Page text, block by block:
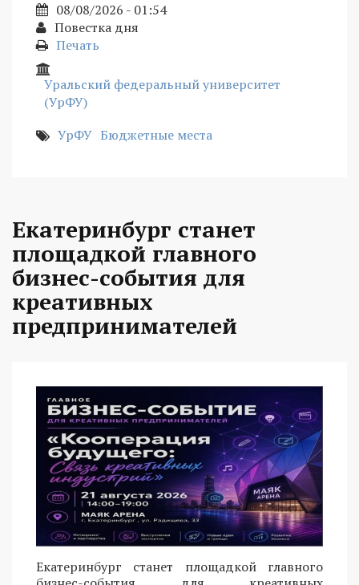
08/08/2026 - 01:54
Повестка дня
Печать
Уральский федеральный университет
(УрФУ)
УрФУ Бюджетные места
Екатеринбург станет
площадкой главного
бизнес-события для
креативных
предпринимателей
Екатеринбург станет площадкой главного